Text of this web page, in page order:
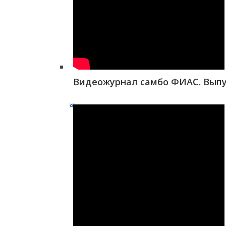
Видеожурнал самбо ФИАС.
<
>